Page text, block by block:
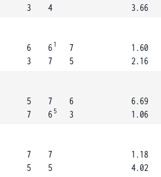
3
4
3.66
6
3
6 1
7
7
5
1.60
2.16
5
7
7
6 5
6
3
6.69
1.06
7
5
7
5
1.18
4.02